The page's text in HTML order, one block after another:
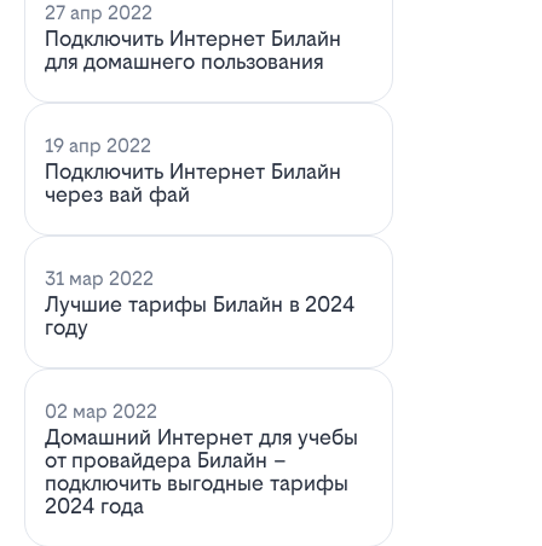
27 апр 2022
Подключить Интернет Билайн
для домашнего пользования
19 апр 2022
Подключить Интернет Билайн
через вай фай
31 мар 2022
Лучшие тарифы Билайн в 2024
году
02 мар 2022
Домашний Интернет для учебы
от провайдера Билайн –
подключить выгодные тарифы
2024 года